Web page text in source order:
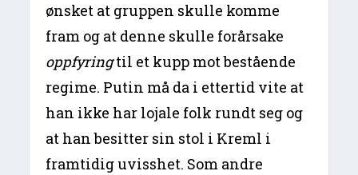
ønsket at gruppen skulle komme
fram og at denne skulle forårsake
oppfyringtil et kupp mot bestående
regime. Putin må da i ettertid vite at
han ikke har lojale folk rundt seg og
at han besitter sin stol i Kreml i
framtidig uvisshet. Som andre